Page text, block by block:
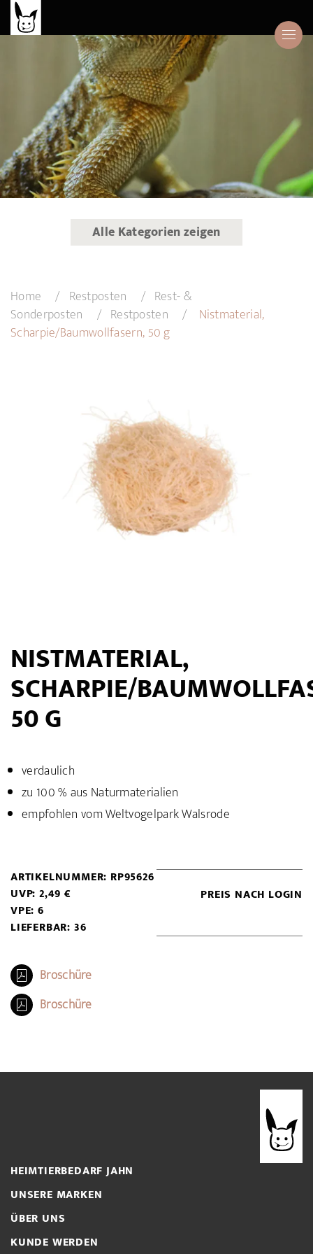
Alle Kategorien zeigen
Home Restposten
Rest- &
Sonderposten
Restposten
Nistmaterial,
Scharpie/Baumwollfasern, 50 g
NISTMATERIAL,
SCHARPIE/
50 G
verdaulich
zu 100 % aus Naturmaterialien
empfohlen vom Weltvogelpark Walsrode
ARTIKELNUMMER: RP95626
UVP: 2,49 €
VPE: 6
LIEFERBAR: 36
PREIS NACH LOGIN
Broschüre
Broschüre
HEIMTIERBEDARF JAHN
UNSERE MARKEN
ÜBER UNS
KUNDE WERDEN